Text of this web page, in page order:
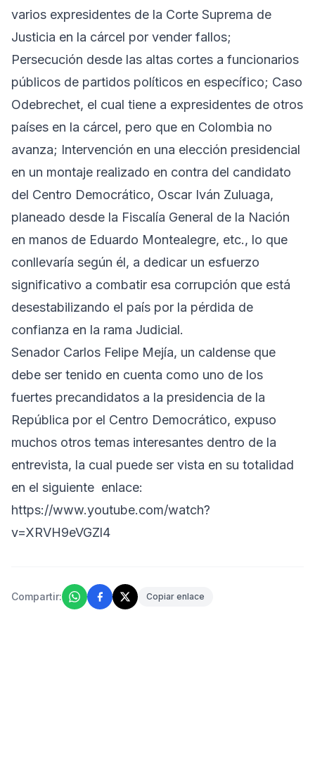
varios expresidentes de la Corte Suprema de
Justicia en la cárcel por vender fallos;
Persecución desde las altas cortes a funcionarios
públicos de partidos políticos en específico; Caso
Odebrechet, el cual tiene a expresidentes de otros
países en la cárcel, pero que en Colombia no
avanza; Intervención en una elección presidencial
en un montaje realizado en contra del candidato
del Centro Democrático, Oscar Iván Zuluaga,
planeado desde la Fiscalía General de la Nación
en manos de Eduardo Montealegre, etc., lo que
conllevaría según él, a dedicar un esfuerzo
significativo a combatir esa corrupción que está
desestabilizando el país por la pérdida de
confianza en la rama Judicial.
Senador Carlos Felipe Mejía, un caldense que
debe ser tenido en cuenta como uno de los
fuertes precandidatos a la presidencia de la
República por el Centro Democrático, expuso
muchos otros temas interesantes dentro de la
entrevista, la cual puede ser vista en su totalidad
en el siguiente enlace:
https://www.youtube.com/watch?
v=XRVH9eVGZl4
Compartir: Copiar enlace